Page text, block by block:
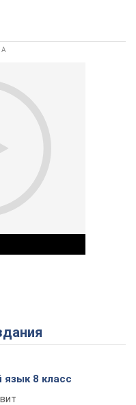
Video
язык 8 класс